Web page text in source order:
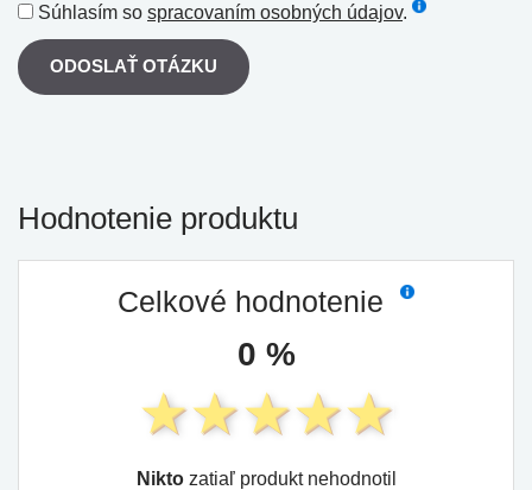
Súhlasím so spracovaním osobných údajov.
ODOSLAŤ OTÁZKU
Hodnotenie produktu
Celkové hodnotenie
0 %
Niktozatiaľ produkt nehodnotil